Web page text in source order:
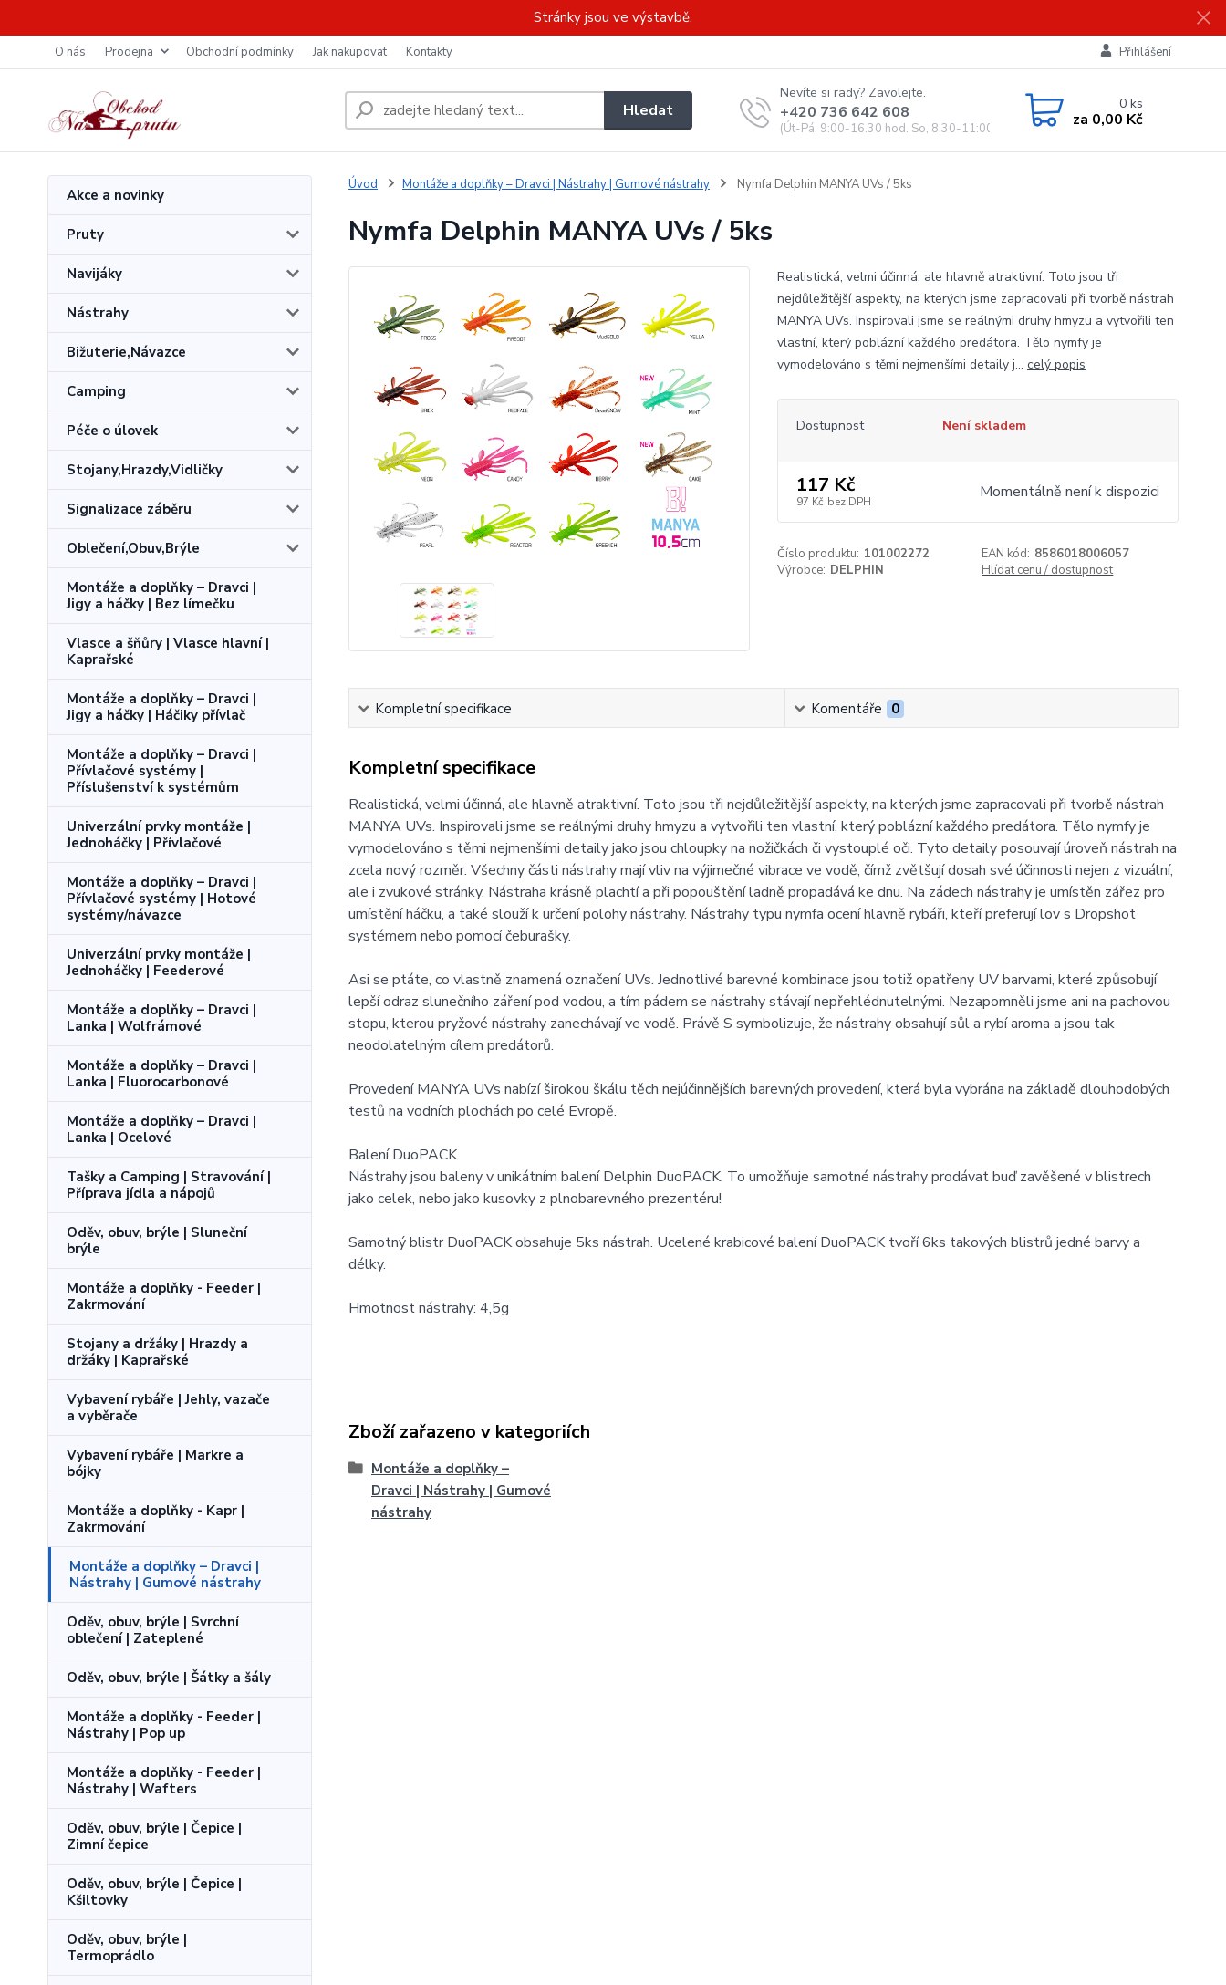
Stránky jsou ve výstavbě.
O nás Prodejna Obchodní podmínky Jak nakupovat Kontakty Přihlášení
Hledat
Nevíte si rady? Zavolejte.
+420 736 642 608
(Út-Pá, 9:00-16.30 hod. So, 8.30-11:00 hod.)
0ks
za 0,00 Kč
Akce a novinky
Pruty
Navijáky
Nástrahy
Bižuterie,Návazce
Camping
Péče o úlovek
Stojany,Hrazdy,Vidličky
Signalizace záběru
Oblečení,Obuv,Brýle
Montáže a doplňky – Dravci |
Jigy a háčky | Bez límečku
Vlasce a šňůry | Vlasce hlavní |
Kaprařské
Montáže a doplňky – Dravci |
Jigy a háčky | Háčiky přívlač
Montáže a doplňky – Dravci |
Přívlačové systémy |
Příslušenství k systémům
Univerzální prvky montáže |
Jednoháčky | Přívlačové
Montáže a doplňky – Dravci |
Přívlačové systémy | Hotové
systémy/návazce
Univerzální prvky montáže |
Jednoháčky | Feederové
Montáže a doplňky – Dravci |
Lanka | Wolfrámové
Montáže a doplňky – Dravci |
Lanka | Fluorocarbonové
Montáže a doplňky – Dravci |
Lanka | Ocelové
Tašky a Camping | Stravování |
Příprava jídla a nápojů
Oděv, obuv, brýle | Sluneční
brýle
Montáže a doplňky - Feeder |
Zakrmování
Stojany a držáky | Hrazdy a
držáky | Kaprařské
Vybavení rybáře | Jehly, vazače
a vyběrače
Vybavení rybáře | Markre a
bójky
Montáže a doplňky - Kapr |
Zakrmování
Montáže a doplňky – Dravci |
Nástrahy | Gumové nástrahy
Oděv, obuv, brýle | Svrchní
oblečení | Zateplené
Oděv, obuv, brýle | Šátky a šály
Montáže a doplňky - Feeder |
Nástrahy | Pop up
Montáže a doplňky - Feeder |
Nástrahy | Wafters
Oděv, obuv, brýle | Čepice |
Zimní čepice
Oděv, obuv, brýle | Čepice |
Kšiltovky
Oděv, obuv, brýle |
Termoprádlo
Úvod Montáže a doplňky – Dravci | Nástrahy | Gumové nástrahy Nymfa Delphin MANYA UVs / 5ks
Nymfa Delphin MANYA UVs / 5ks
Realistická, velmi účinná, ale hlavně atraktivní. Toto jsou tři
nejdůležitější aspekty, na kterých jsme zapracovali při tvorbě nástrah
MANYA UVs. Inspirovali jsme se reálnými druhy hmyzu a vytvořili ten
vlastní, který poblázní každého predátora. Tělo nymfy je
vymodelováno s těmi nejmenšími detaily j... celý popis
Dostupnost Není skladem
117 Kč
97 Kč bez DPH Momentálně není k dispozici
Číslo produktu: 101002272 EAN kód: 8586018006057
Výrobce: DELPHIN Hlídat cenu / dostupnost
Kompletní specifikace Komentáře 0
Kompletní specifikace
Realistická, velmi účinná, ale hlavně atraktivní. Toto jsou tři nejdůležitější aspekty, na kterých jsme zapracovali při tvorbě nástrah
MANYA UVs. Inspirovali jsme se reálnými druhy hmyzu a vytvořili ten vlastní, který poblázní každého predátora. Tělo nymfy je
vymodelováno s těmi nejmenšími detaily jako jsou chloupky na nožičkách či vystouplé oči. Tyto detaily posouvají úroveň nástrah na
zcela nový rozměr. Všechny části nástrahy mají vliv na výjimečné vibrace ve vodě, čímž zvětšují dosah své účinnosti nejen z vizuální,
ale i zvukové stránky. Nástraha krásně plachtí a při popouštění ladně propadává ke dnu. Na zádech nástrahy je umístěn zářez pro
umístění háčku, a také slouží k určení polohy nástrahy. Nástrahy typu nymfa ocení hlavně rybáři, kteří preferují lov s Dropshot
systémem nebo pomocí čeburašky.
Asi se ptáte, co vlastně znamená označení UVs. Jednotlivé barevné kombinace jsou totiž opatřeny UV barvami, které způsobují
lepší odraz slunečního záření pod vodou, a tím pádem se nástrahy stávají nepřehlédnutelnými. Nezapomněli jsme ani na pachovou
stopu, kterou pryžové nástrahy zanechávají ve vodě. Právě S symbolizuje, že nástrahy obsahují sůl a rybí aroma a jsou tak
neodolatelným cílem predátorů.
Provedení MANYA UVs nabízí širokou škálu těch nejúčinnějších barevných provedení, která byla vybrána na základě dlouhodobých
testů na vodních plochách po celé Evropě.
Balení DuoPACK
Nástrahy jsou baleny v unikátním balení Delphin DuoPACK. To umožňuje samotné nástrahy prodávat buď zavěšené v blistrech
jako celek, nebo jako kusovky z plnobarevného prezentéru!
Samotný blistr DuoPACK obsahuje 5ks nástrah. Ucelené krabicové balení DuoPACK tvoří 6ks takových blistrů jedné barvy a
délky.
Hmotnost nástrahy: 4,5g
Zboží zařazeno v kategoriích
Montáže a doplňky –
Dravci | Nástrahy | Gumové
nástrahy